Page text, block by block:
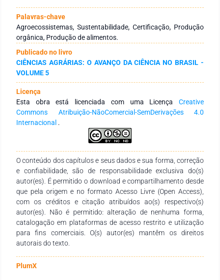
alimentos na garantia da saúde dos seres humanos, sem a
utilização de agrotóxicos. Existem três formas de certificação
de produtos orgânicos: Organização de controle Social (OCS);
Certificação por auditoria; Organismos Participativos de
Avaliação da Conformidade (OPAC). Nesse aspecto, os
resultados da pesquisa indicam que à certificação dos
produtos orgânicos carecem de políticas públicas que
fortaleçam a implementação desses processos na agricultura
familiar, autonomia dos mercados de insumos e de trabalho,
além disso, que ocorram mobilizações dos atores sociais e
respeito as especificidades ecológicas, socioculturais e
econômicas. Nesse sentido, o tema ainda carece de mais
atenção dos entes públicos e sociedade civil organizada, com
acessibilidade a certificação dos produtos orgânicos.
Palavras-chave
Agroecossistemas, Sustentabilidade, Certificação, Produção
orgânica, Produção de alimentos.
Publicado no livro
CIÊNCIAS AGRÁRIAS: O AVANÇO DA CIÊNCIA NO BRASIL -
VOLUME 5
Licença
Esta obra está licenciada com uma Licença Creative
Commons Atribuição-NãoComercial-SemDerivações 4.0
Internacional .
O conteúdo dos capítulos e seus dados e sua forma, correção
e confiabilidade, são de responsabilidade exclusiva do(s)
autor(es). É permitido o download e compartilhamento desde
que pela origem e no formato Acesso Livre (Open Access),
com os créditos e citação atribuídos ao(s) respectivo(s)
autor(es). Não é permitido: alteração de nenhuma forma,
catalogação em plataformas de acesso restrito e utilização
para fins comerciais. O(s) autor(es) mantêm os direitos
autorais do texto.
PlumX